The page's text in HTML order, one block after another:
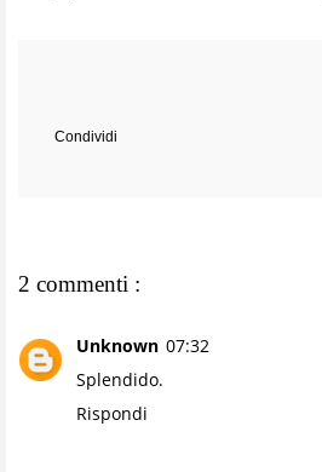
Condividi
2 commenti :
Unknown 07:32
Splendido.
Rispondi